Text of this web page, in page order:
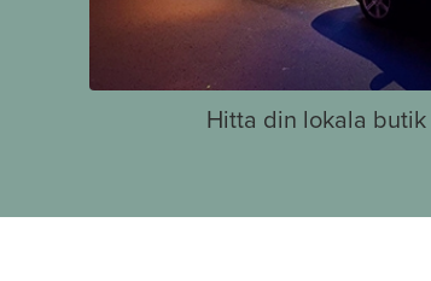
Hitta din lokala butik